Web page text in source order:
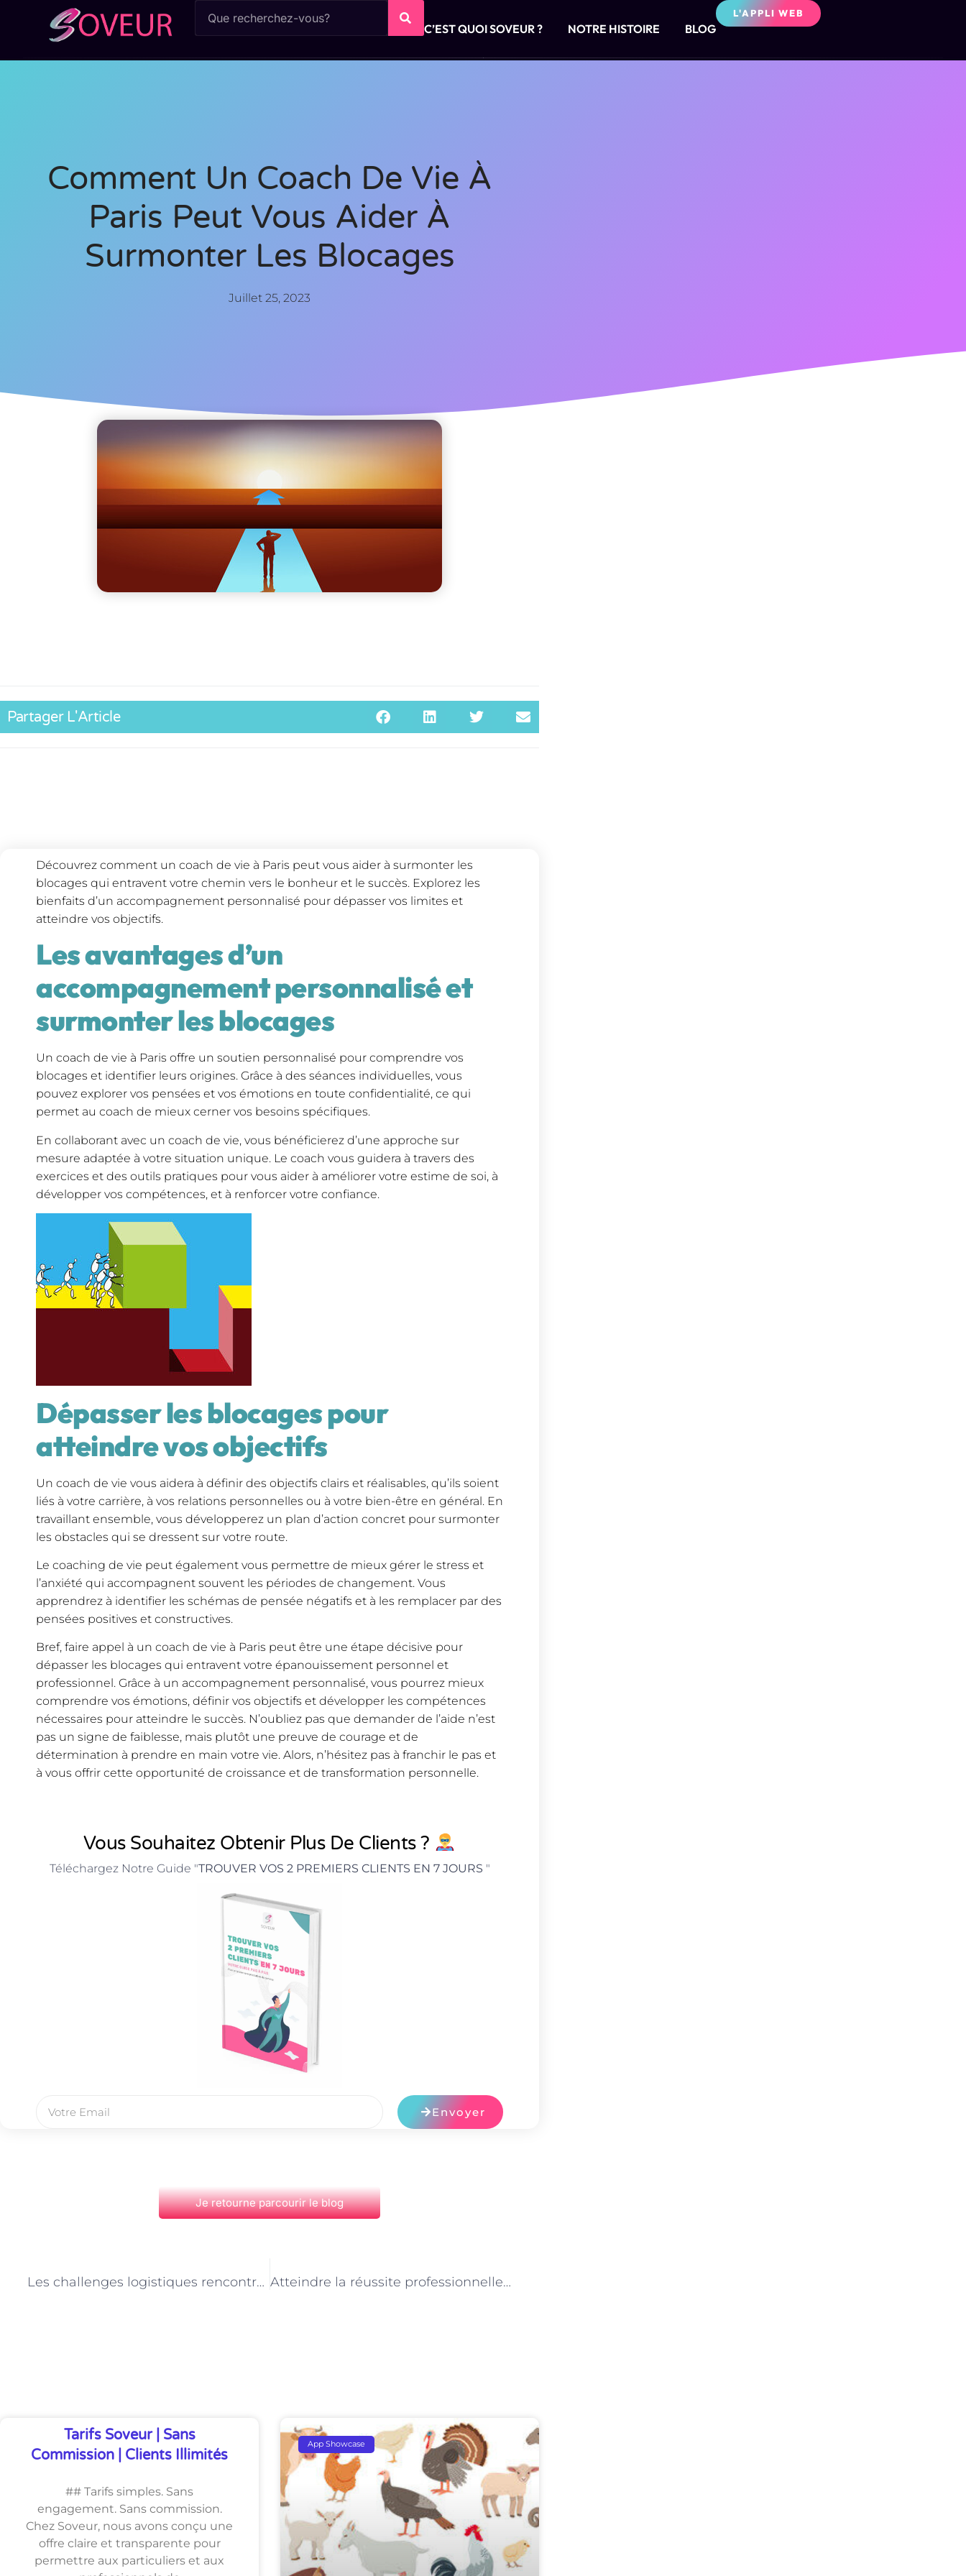
C’EST QUOI SOVEUR ? NOTRE HISTOIRE BLOG
L'APPLI WEB
Comment Un Coach De Vie À
Paris Peut Vous Aider À
Surmonter Les Blocages
Juillet 25, 2023
Partager L'Article
Découvrez comment un coach de vie à Paris peut vous aider à surmonter les
blocages qui entravent votre chemin vers le bonheur et le succès. Explorez les
bienfaits d’un accompagnement personnalisé pour dépasser vos limites et
atteindre vos objectifs.
Les avantages d’un
accompagnement personnalisé et
surmonter les blocages
Un coach de vie à Paris offre un soutien personnalisé pour comprendre vos
blocages et identifier leurs origines. Grâce à des séances individuelles, vous
pouvez explorer vos pensées et vos émotions en toute confidentialité, ce qui
permet au coach de mieux cerner vos besoins spécifiques.
En collaborant avec un coach de vie, vous bénéficierez d’une approche sur
mesure adaptée à votre situation unique. Le coach vous guidera à travers des
exercices et des outils pratiques pour vous aider à améliorer votre estime de soi, à
développer vos compétences, et à renforcer votre confiance.
Dépasser les blocages pour
atteindre vos objectifs
Un coach de vie vous aidera à définir des objectifs clairs et réalisables, qu’ils soient
liés à votre carrière, à vos relations personnelles ou à votre bien-être en général. En
travaillant ensemble, vous développerez un plan d’action concret pour surmonter
les obstacles qui se dressent sur votre route.
Le coaching de vie peut également vous permettre de mieux gérer le stress et
l’anxiété qui accompagnent souvent les périodes de changement. Vous
apprendrez à identifier les schémas de pensée négatifs et à les remplacer par des
pensées positives et constructives.
Bref, faire appel à un coach de vie à Paris peut être une étape décisive pour
dépasser les blocages qui entravent votre épanouissement personnel et
professionnel. Grâce à un accompagnement personnalisé, vous pourrez mieux
comprendre vos émotions, définir vos objectifs et développer les compétences
nécessaires pour atteindre le succès. N’oubliez pas que demander de l’aide n’est
pas un signe de faiblesse, mais plutôt une preuve de courage et de
détermination à prendre en main votre vie. Alors, n’hésitez pas à franchir le pas et
à vous offrir cette opportunité de croissance et de transformation personnelle.
Vous Souhaitez Obtenir Plus De Clients ?
Téléchargez Notre Guide "TROUVER VOS 2 PREMIERS CLIENTS EN 7 JOURS "
Envoyer
Je retourne parcourir le blog
Les challenges logistiques rencontrés par les livreurs de courses à domicile à Paris Atteindre la réussite professionnelle grâce à un coach de vie à Paris
Tarifs Soveur | Sans
Commission | Clients Illimités
## Tarifs simples. Sans
engagement. Sans commission.
Chez Soveur, nous avons conçu une
offre claire et transparente pour
permettre aux particuliers et aux
App Showcase